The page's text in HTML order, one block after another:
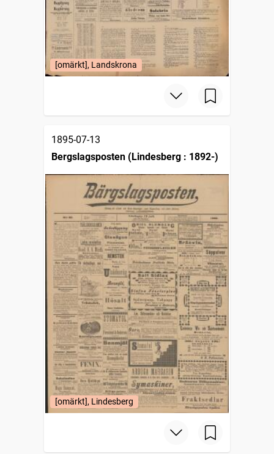
[omärkt], Landskrona
1895-07-13
Bergslagsposten (Lindesberg : 1892-)
[omärkt], Lindesberg